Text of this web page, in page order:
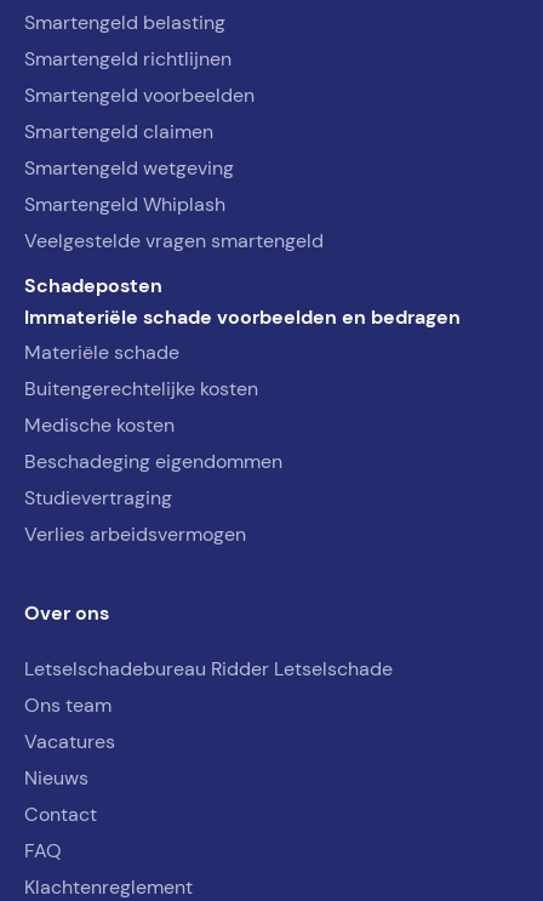
Smartengeld belasting
Smartengeld richtlijnen
Smartengeld voorbeelden
Smartengeld claimen
Smartengeld wetgeving
Smartengeld Whiplash
Veelgestelde vragen smartengeld
Schadeposten
Immateriële schade voorbeelden en bedragen
Materiële schade
Buitengerechtelijke kosten
Medische kosten
Beschadeging eigendommen
Studievertraging
Verlies arbeidsvermogen
Over ons
Letselschadebureau Ridder Letselschade
Ons team
Vacatures
Nieuws
Contact
FAQ
Klachtenreglement